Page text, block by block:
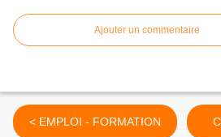
Ajouter un commentaire
< EMPLOI - FORMATION